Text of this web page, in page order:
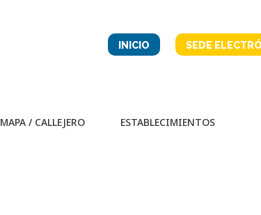
INICIO SEDE
MAPA / CALLEJERO ESTABLECIMIENTOS